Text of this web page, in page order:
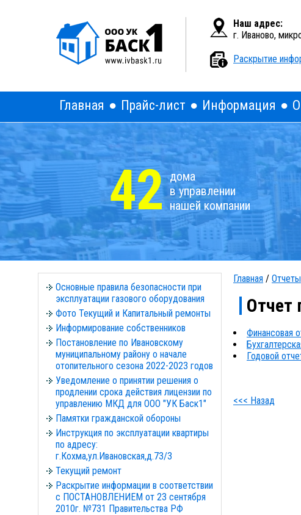
Наш адрес:
г. Иваново,
Раскрытие
Главная Прайс-лист Информация
42 дома
в управлении
нашей компании
Основные правила безопасности при
эксплуатации газового оборудования
Фото Текущий и Капитальный ремонты
Информирование собственников
Постановление по Ивановскому
муниципальному району о начале
отопительного сезона 2022-2023 годов
Уведомление о принятии решения о
продлении срока действия лицензии по
управлению МКД для ООО "УК Баск1"
Памятки гражданской обороны
Инструкция по эксплуатации квартиры
по адресу:
г.Кохма,ул.Ивановская,д.73/3
Текущий ремонт
Раскрытие информации в соответствии
с ПОСТАНОВЛЕНИЕМ от 23 сентября
2010г. №731 Правительства РФ
Главная / Отчеты
Отчет
Финансовая
Годовой
<<< Назад